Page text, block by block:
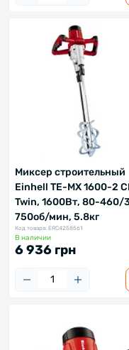
Миксер строительный
Einhell TE-MX 1600-2
Twin, 1600Вт, 80-460/
750об/мин, 5.8кг
Код товара: ERC4258561
В наличии
6 936 грн